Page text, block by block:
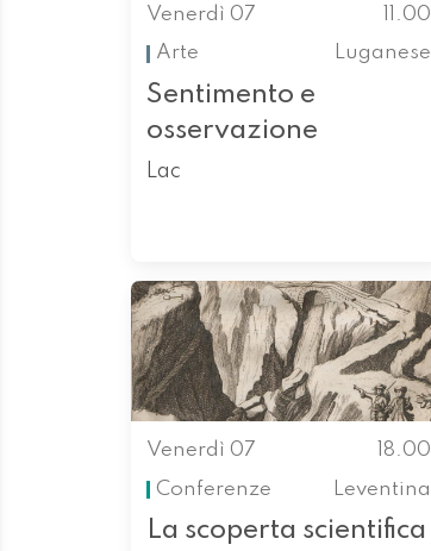
Venerdì 07
11.00
Arte
Luganese
Sentimento e
osservazione
Lac
Venerdì 07
18.00
Conferenze
Leventina
La scoperta scientifica